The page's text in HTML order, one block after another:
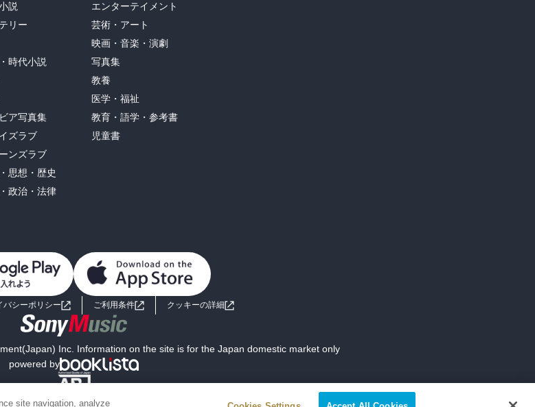
説
リー
時代小説
ア写真集
ズラブ
ンズラブ
思想・歴史
政治・法律
エンターテイメント
芸術・アート
映画・音楽・演劇
写真集
教養
医学・福祉
教育・語学・参考書
児童書
バシーポリシー ご利用条件 クッキーの詳細
Inc. Information on the site is for the Japan domestic market only
powered by
site navigation, analyze